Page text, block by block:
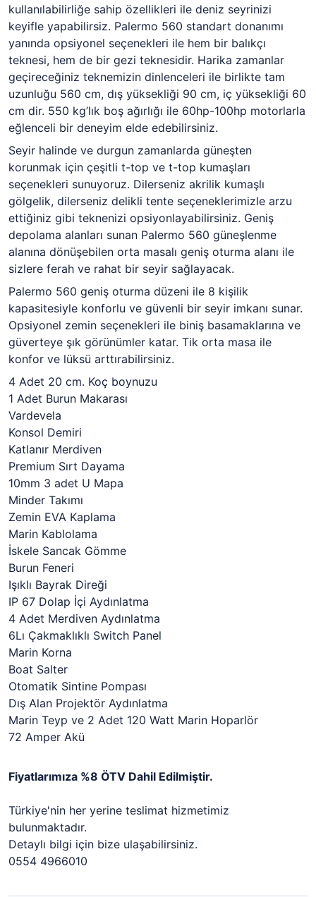
kullanılabilirliğe sahip özellikleri ile deniz seyrinizi
keyifle yapabilirsiz. Palermo 560 standart donanımı
yanında opsiyonel seçenekleri ile hem bir balıkçı
teknesi, hem de bir gezi teknesidir. Harika zamanlar
geçireceğiniz teknemizin dinlenceleri ile birlikte tam
uzunluğu 560 cm, dış yüksekliği 90 cm, iç yüksekliği 60
cm dir. 550 kg’lık boş ağırlığı ile 60hp-100hp motorlarla
eğlenceli bir deneyim elde edebilirsiniz.
Seyir halinde ve durgun zamanlarda güneşten
korunmak için çeşitli t-top ve t-top kumaşları
seçenekleri sunuyoruz. Dilerseniz akrilik kumaşlı
gölgelik, dilerseniz delikli tente seçeneklerimizle arzu
ettiğiniz gibi teknenizi opsiyonlayabilirsiniz. Geniş
depolama alanları sunan Palermo 560 güneşlenme
alanına dönüşebilen orta masalı geniş oturma alanı ile
sizlere ferah ve rahat bir seyir sağlayacak.
Palermo 560 geniş oturma düzeni ile 8 kişilik
kapasitesiyle konforlu ve güvenli bir seyir imkanı sunar.
Opsiyonel zemin seçenekleri ile biniş basamaklarına ve
güverteye şık görünümler katar. Tik orta masa ile
konfor ve lüksü arttırabilirsiniz.
4 Adet 20 cm. Koç boynuzu
1 Adet Burun Makarası
Vardevela
Konsol Demiri
Katlanır Merdiven
Premium Sırt Dayama
10mm 3 adet U Mapa
Minder Takımı
Zemin EVA Kaplama
Marin Kablolama
İskele Sancak Gömme
Burun Feneri
Işıklı Bayrak Direği
IP 67 Dolap İçi Aydınlatma
4 Adet Merdiven Aydınlatma
6Lı Çakmaklıklı Switch Panel
Marin Korna
Boat Salter
Otomatik Sintine Pompası
Dış Alan Projektör Aydınlatma
Marin Teyp ve 2 Adet 120 Watt Marin Hoparlör
72 Amper Akü
Fiyatlarımıza %8 ÖTV Dahil Edilmiştir.
Türkiye'nin her yerine teslimat hizmetimiz
bulunmaktadır.
Detaylı bilgi için bize ulaşabilirsiniz.
0554 4966010